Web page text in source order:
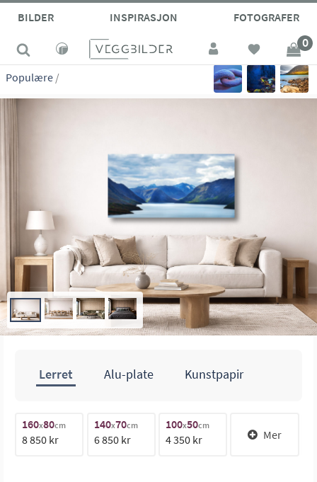
BILDER INSPIRASJON FOTOGRAFER
0
Populære /
Lerret Alu-plate Kunstpapir
160x80cm
8 850 kr
140x70cm
6 850 kr
100x50cm
4 350 kr Mer